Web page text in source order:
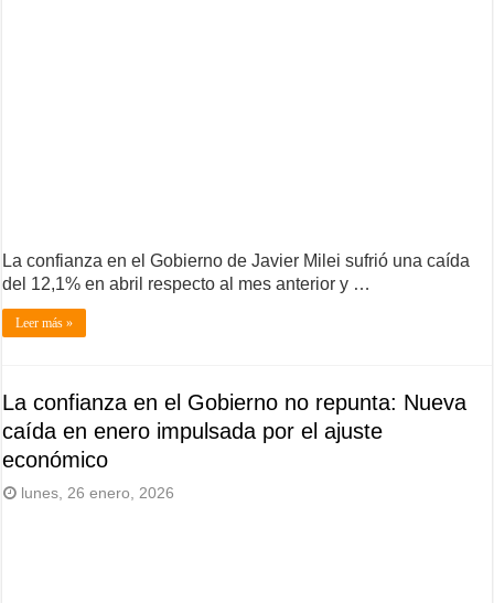
La confianza en el Gobierno de Javier Milei sufrió una caída
del 12,1% en abril respecto al mes anterior y …
Leer más »
La confianza en el Gobierno no repunta: Nueva
caída en enero impulsada por el ajuste
económico
lunes, 26 enero, 2026